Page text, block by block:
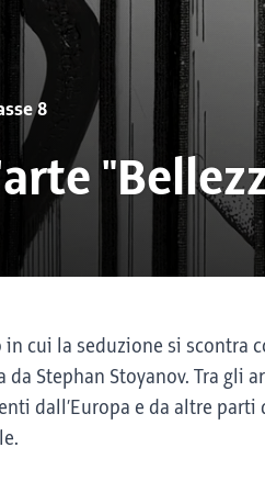
8
cui la seduzione si scontra
Stephan Stoyanov. Tra gli
dall’Europa e da altre